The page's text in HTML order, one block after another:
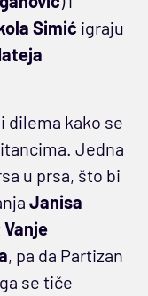
Simić igraju
dilema kako se
Jedna
u prsa, što bi
Janisa
Vanje
, pa da Partizan
se tiče